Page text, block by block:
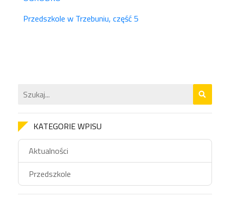
Przedszkole w Trzebuniu, część 5
KATEGORIE WPISU
Aktualności
Przedszkole